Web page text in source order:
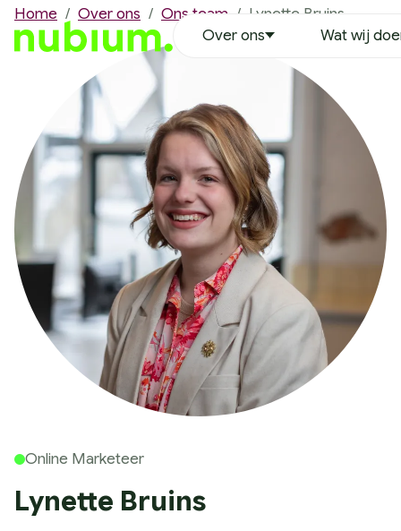
Over ons
Ons team
Erwin Duinkerken
Richard Hoekstra
Robin Leenheer
Nathalie Oran
Tim van der Heijden
Justin Ikink
Remco Vaanholt
Lynette Bruins
Wouter Wensing
Vacatures
MVO
Marketing Scan
Over ons Wat wij
Home / Over ons / Ons team / Lynette Bruins
Online Marketeer
Lynette Bruins